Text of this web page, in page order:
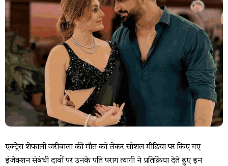
एक्ट्रेस शेफाली जरीवाला की मौत को लेकर सोशल मीडिया पर किए गए
इंजेक्शन संबंधी दावों पर उनके पति पराग त्यागी ने प्रतिक्रिया देते हुए इन